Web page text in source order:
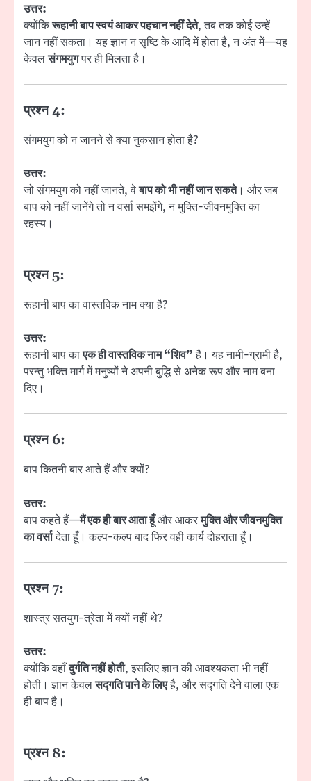
उत्तर:
क्योंकिरूहानी बाप स्वयं आकर पहचान नहीं देते, तब तक कोई उन्हें
जान नहीं सकता। यह ज्ञान न सृष्टि के आदि में होता है, न अंत में—यह
केवलसंगमयुगपर ही मिलता है।
प्रश्न 4:
संगमयुग को न जानने से क्या नुकसान होता है?
उत्तर:
जो संगमयुग को नहीं जानते, वेबाप को भी नहीं जान सकते। और जब
बाप को नहीं जानेंगे तो न वर्सा समझेंगे, न मुक्ति-जीवनमुक्ति का
रहस्य।
प्रश्न 5:
रूहानी बाप का वास्तविक नाम क्या है?
उत्तर:
रूहानी बाप काएक ही वास्तविक नाम “शिव”है। यह नामी-ग्रामी है,
परन्तु भक्ति मार्ग में मनुष्यों ने अपनी बुद्धि से अनेक रूप और नाम बना
दिए।
प्रश्न 6:
बाप कितनी बार आते हैं और क्यों?
उत्तर:
बाप कहते हैं—मैं एक ही बार आता हूँऔर आकरमुक्ति और जीवनमुक्ति
का वर्सादेता हूँ। कल्प-कल्प बाद फिर वही कार्य दोहराता हूँ।
प्रश्न 7:
शास्त्र सतयुग-त्रेता में क्यों नहीं थे?
उत्तर:
क्योंकि वहाँदुर्गति नहीं होती, इसलिए ज्ञान की आवश्यकता भी नहीं
होती। ज्ञान केवलसद्गति पाने के लिएहै, और सद्गति देने वाला एक
ही बाप है।
प्रश्न 8: